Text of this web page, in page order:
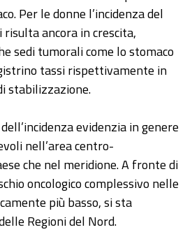
Per le donne l’incidenza del
ancora in crescita,
sedi tumorali come lo stomaco
tassi rispettivamente in
stabilizzazione.
evidenzia in genere
nell’area centro-
che nel meridione. A fronte di
oncologico complessivo nelle
più basso, si sta
Regioni del Nord.